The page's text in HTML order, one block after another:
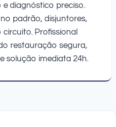
diagnóstico preciso.
padrão, disjuntores,
Profissional
restauração segura,
solução imediata 24h.